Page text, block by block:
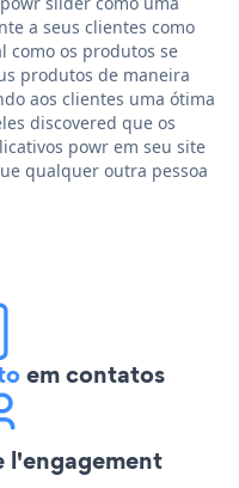
a seus clientes como
como os produtos se
produtos de maneira
aos clientes uma ótima
discovered que os
powr em seu site
qualquer outra pessoa
em contatos
l'engagement